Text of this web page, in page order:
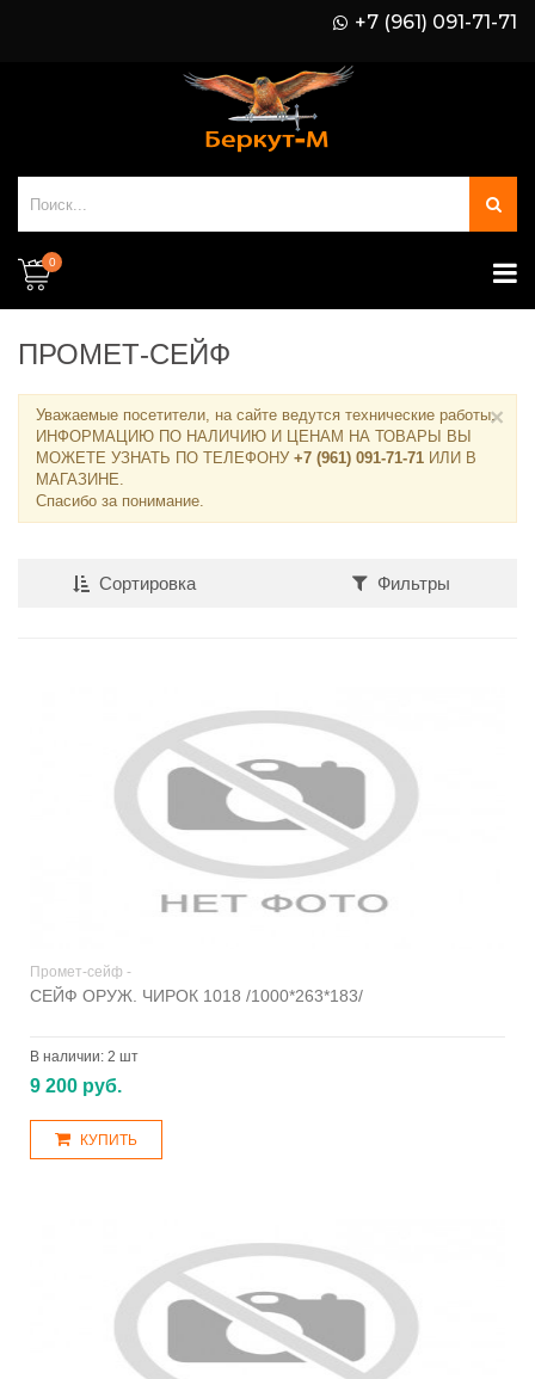
+7 (961) 091-71-71
0
ПРОМЕТ-СЕЙФ
Уважаемые посетители, на сайте ведутся технические работы.
ИНФОРМАЦИЮ ПО НАЛИЧИЮ И ЦЕНАМ НА ТОВАРЫ ВЫ
МОЖЕТЕ УЗНАТЬ ПО ТЕЛЕФОНУ +7 (961) 091-71-71 ИЛИ В
МАГАЗИНЕ.
Спасибо за понимание.
×
Сортировка Фильтры
Промет-сейф -
СЕЙФ ОРУЖ. ЧИРОК 1018 /1000*263*183/
В наличии: 2 шт
9 200 руб.
КУПИТЬ